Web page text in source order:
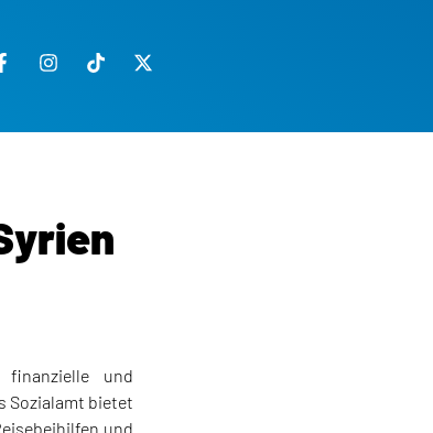
und
Sozialamt bietet
und